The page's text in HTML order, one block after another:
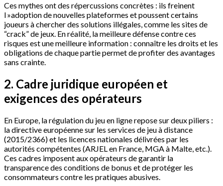
Ces mythes ont des répercussions concrètes : ils freinent
l »adoption de nouvelles plateformes et poussent certains
joueurs à chercher des solutions illégales, comme les sites de
“crack” de jeux. En réalité, la meilleure défense contre ces
risques est une meilleure information : connaître les droits et les
obligations de chaque partie permet de profiter des avantages
sans crainte.
2. Cadre juridique européen et
exigences des opérateurs
En Europe, la régulation du jeu en ligne repose sur deux piliers :
la directive européenne sur les services de jeu à distance
(2015/2366) et les licences nationales délivrées par les
autorités compétentes (ARJEL en France, MGA à Malte, etc.).
Ces cadres imposent aux opérateurs de garantir la
transparence des conditions de bonus et de protéger les
consommateurs contre les pratiques abusives.